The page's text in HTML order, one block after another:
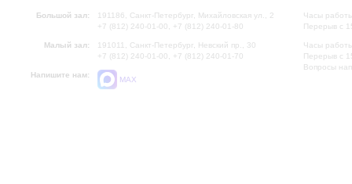
Большой зал:
191186, Санкт-Петербург, Михайловская ул., 2
+7 (812) 240-01-00, +7 (812) 240-01-80
Малый зал:
191011, Санкт-Петербург, Невский пр., 30
+7 (812) 240-01-00, +7 (812) 240-01-70
Напишите нам:
MAX
Часы
Перерыв с
Часы
Перерыв с
Вопросы